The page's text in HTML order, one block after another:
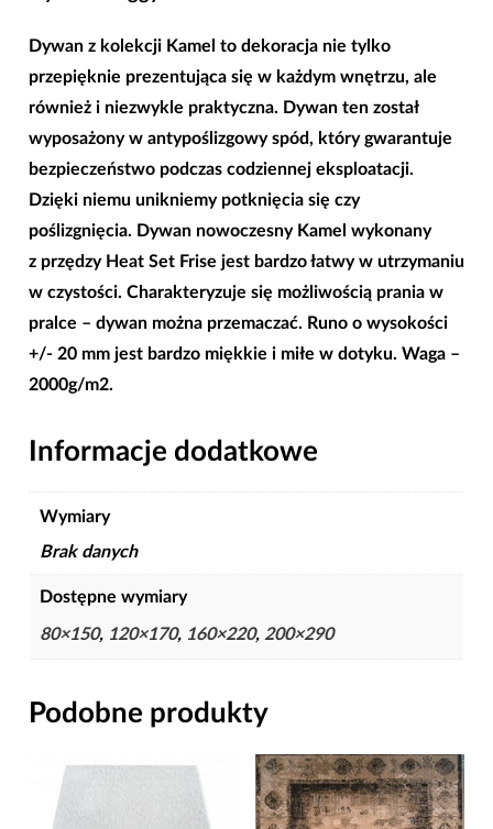
Dywan z kolekcji Kamel to dekoracja nie tylko
przepięknie prezentująca się w każdym wnętrzu, ale
również i niezwykle praktyczna. Dywan ten został
wyposażony w antypoślizgowy spód, który gwarantuje
bezpieczeństwo podczas codziennej eksploatacji.
Dzięki niemu unikniemy potknięcia się czy
poślizgnięcia. Dywan nowoczesny Kamel wykonany
z przędzy Heat Set Frise jest bardzo łatwy w utrzymaniu
w czystości. Charakteryzuje się możliwością prania w
pralce – dywan można przemaczać. Runo o wysokości
+/- 20 mm jest bardzo miękkie i miłe w dotyku. Waga –
2000g/m2.
Informacje dodatkowe
Wymiary
Brak danych
Dostępne wymiary
80×150, 120×170, 160×220, 200×290
Podobne produkty